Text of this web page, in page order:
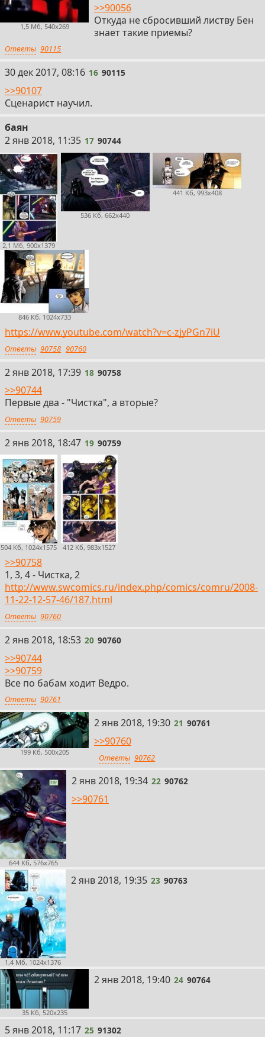
1,5 Мб, 540x269
>>90056
Откуда не сбросивший листву Бен
знает такие приемы?
Ответы 90115
16
30 дек 2017, 08:16 16 90115
>>90107
Сценарист научил.
баян
17
2 янв 2018, 11:35 17 90744
2,1 Мб, 900x1379
536 Кб, 662x440
441 Кб, 993x408
846 Кб, 1024x733
https://www.youtube.com/watch?v=c-zjyPGn7iU
Ответы 90758 90760
18
2 янв 2018, 17:39 18 90758
>>90744
Первые два - "Чистка", а вторые?
Ответы 90759
19
2 янв 2018, 18:47 19 90759
504 Кб, 1024x1575 412 Кб, 983x1527
>>90758
1, 3, 4 - Чистка, 2
http://www.swcomics.ru/index.php/comics/comru/2008-
11-22-12-57-46/187.html
Ответы 90760
20
2 янв 2018, 18:53 20 90760
>>90744
>>90759
Все по бабам ходит Ведро.
Ответы 90761
199 Кб, 500x205
21
2 янв 2018, 19:30 21 90761
>>90760
Ответы 90762
644 Кб, 576x765
22
2 янв 2018, 19:34 22 90762
>>90761
1,4 Мб, 1024x1376
23
2 янв 2018, 19:35 23 90763
35 Кб, 520x235
24
2 янв 2018, 19:40 24 90764
25
5 янв 2018, 11:17 25 91302